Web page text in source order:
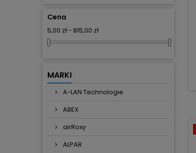
Cena
5,00 zł - 815,00 zł
MARKI
A-LAN Technologie
ABEX
airRoxy
ALPAR